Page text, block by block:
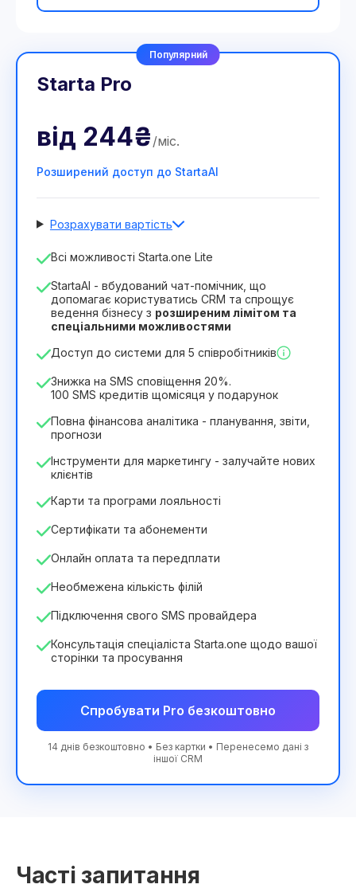
Популярний
Starta Pro
від 244₴ /міс.
Розширений доступ до StartaAI
Розрахувати вартість
Кількість співробітників
Тривалість ліцензії
12 Months (знижка -25%) Вигідний
349₴ 244₴ /місяць
Всі можливості Starta.one Lite
StartaAI - вбудований чат-помічник, що
допомагає користуватись CRM та спрощує
ведення бізнесу з розширеним лімітом та
спеціальними можливостями
Доступ до системи для 5 співробітників
Знижка на SMS сповіщення 20%.
100 SMS кредитів щомісяця у подарунок
Повна фінансова аналітика - планування, звіти,
прогнози
Інструменти для маркетингу - залучайте нових
клієнтів
Карти та програми лояльності
Сертифікати та абонементи
Онлайн оплата та передплати
Необмежена кількість філій
Підключення свого SMS провайдера
Консультація спеціаліста Starta.one щодо вашої
сторінки та просування
Спробувати Pro безкоштовно
14 днів безкоштовно • Без картки • Перенесемо дані з
іншої CRM
Часті запитання